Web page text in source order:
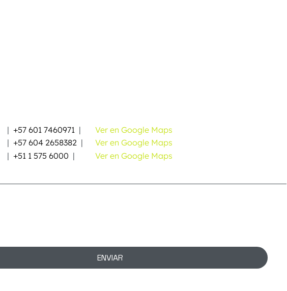
| +57 601 7460971 | Ver en Google Maps
| +57 604 2658382 | Ver en Google Maps
| +51 1 575 6000 | Ver en Google Maps
ENVIAR